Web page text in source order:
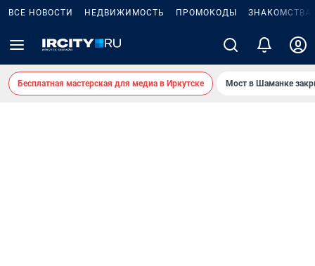
ВСЕ НОВОСТИ НЕДВИЖИМОСТЬ ПРОМОКОДЫ ЗНАКОМСТВА
Бесплатная мастерская для медиа в Иркутске Мост в Шаманке